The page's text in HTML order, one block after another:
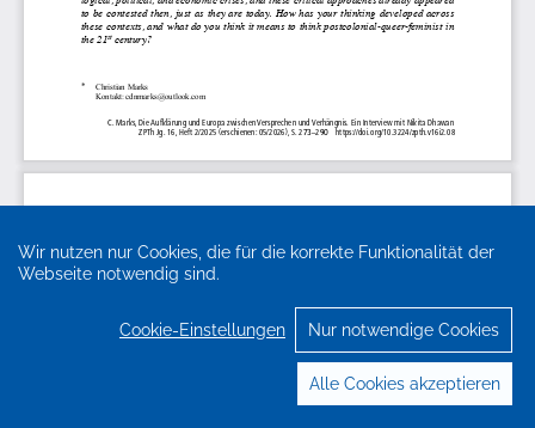
Wir nutzen nur Cookies, die für die korrekte Funktionalität der
Webseite notwendig sind.
Cookie-Einstellungen Nur notwendige Cookies
Alle Cookies akzeptieren